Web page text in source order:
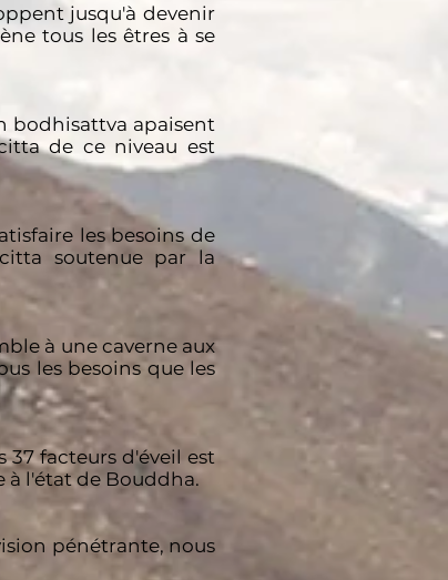
jusqu'à devenir
tous les êtres à se
bodhisattva apaisent
de ce niveau est
les besoins de
soutenue par la
à une caverne aux
les besoins que les
facteurs d'éveil est
à l'état de Bouddha.
pénétrante, nous